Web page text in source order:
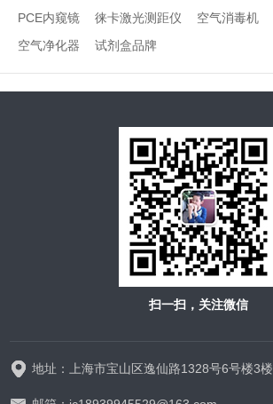
PCE内窥镜
徕卡激光测距仪 空气消毒机
空气净化器
试剂盒品牌
扫一扫，关注微信
地址：上海市宝山区逸仙路1328号6号楼3楼